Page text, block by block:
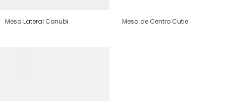
Mesa Lateral Conubi Mesa de Centro Cutie